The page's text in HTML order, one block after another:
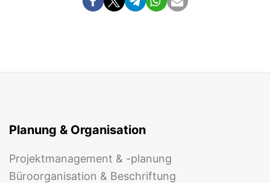
Planung & Organisation
Projektmanagement & -planung
Büroorganisation & Beschriftung